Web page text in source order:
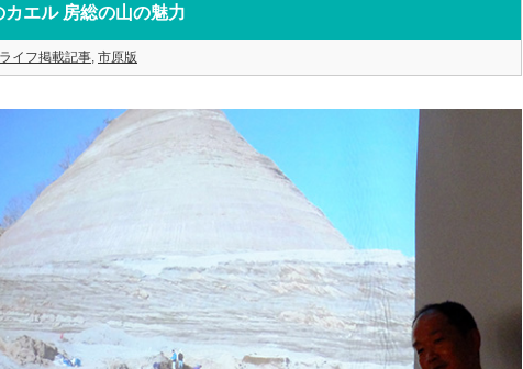
エル 房総の山の魅力
イフ掲載記事, 市原版